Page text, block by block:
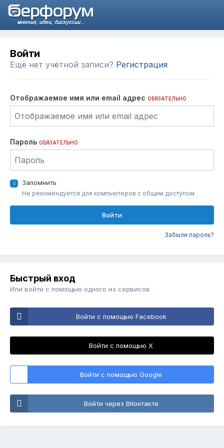
Войти
Ещё нет учётной записи? Регистрация
Отображаемое имя или email адрес ОБЯЗАТЕЛЬНО
Пароль ОБЯЗАТЕЛЬНО
Запомнить
Не рекомендуется для компьютеров с общим доступом
Войти
Забыли пароль?
Быстрый вход
Или войти с помощью одного из сервисов
Войти с помощью Facebook
Войти с помощью X
Войти с помощью Google
Войти через ВКонтакте